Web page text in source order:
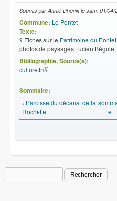
Soumis parAnnie Dhénin le sam, 01/04/
Commune: Le Pontet
Texte:
9 Fiches sur le Patrimoine du Pontet
photos de paysages Lucien
Bibliographie, Source(s):
culture.fr(le lien est externe)
Sommaire:
‹ Paroisse du décanat de la
Rochette
e
Formulaire de recherche